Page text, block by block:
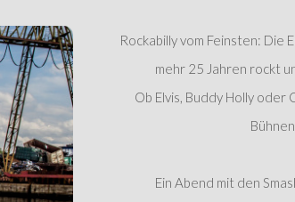
Rockabilly vom Feinsten: Die
mehr 25 Jahren rockt
Ob Elvis, Buddy Holly oder
Ein Abend mit den